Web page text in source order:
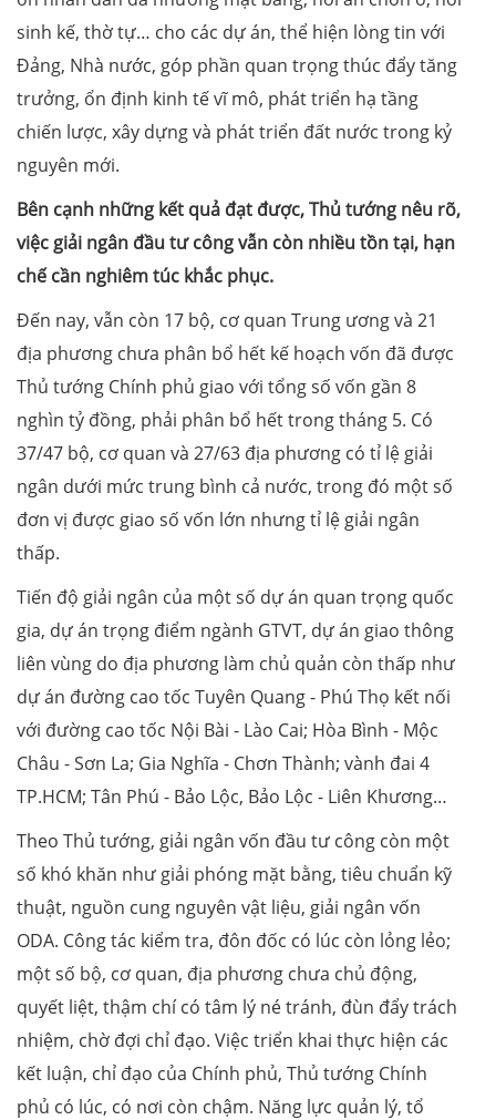
sinh kế, thờ tự… cho các dự án, thể hiện lòng tin với
Đảng, Nhà nước, góp phần quan trọng thúc đẩy tăng
trưởng, ổn định kinh tế vĩ mô, phát triển hạ tầng
chiến lược, xây dựng và phát triển đất nước trong kỷ
nguyên mới.
Bên cạnh những kết quả đạt được, Thủ tướng nêu rõ,
việc giải ngân đầu tư công vẫn còn nhiều tồn tại, hạn
chế cần nghiêm túc khắc phục.
Đến nay, vẫn còn 17 bộ, cơ quan Trung ương và 21
địa phương chưa phân bổ hết kế hoạch vốn đã được
Thủ tướng Chính phủ giao với tổng số vốn gần 8
nghìn tỷ đồng, phải phân bổ hết trong tháng 5. Có
37/47 bộ, cơ quan và 27/63 địa phương có tỉ lệ giải
ngân dưới mức trung bình cả nước, trong đó một số
đơn vị được giao số vốn lớn nhưng tỉ lệ giải ngân
thấp.
Tiến độ giải ngân của một số dự án quan trọng quốc
gia, dự án trọng điểm ngành GTVT, dự án giao thông
liên vùng do địa phương làm chủ quản còn thấp như
dự án đường cao tốc Tuyên Quang - Phú Thọ kết nối
với đường cao tốc Nội Bài - Lào Cai; Hòa Bình - Mộc
Châu - Sơn La; Gia Nghĩa - Chơn Thành; vành đai 4
TP.HCM; Tân Phú - Bảo Lộc, Bảo Lộc - Liên Khương…
Theo Thủ tướng, giải ngân vốn đầu tư công còn một
số khó khăn như giải phóng mặt bằng, tiêu chuẩn kỹ
thuật, nguồn cung nguyên vật liệu, giải ngân vốn
ODA. Công tác kiểm tra, đôn đốc có lúc còn lỏng lẻo;
một số bộ, cơ quan, địa phương chưa chủ động,
quyết liệt, thậm chí có tâm lý né tránh, đùn đẩy trách
nhiệm, chờ đợi chỉ đạo. Việc triển khai thực hiện các
kết luận, chỉ đạo của Chính phủ, Thủ tướng Chính
phủ có lúc, có nơi còn chậm. Năng lực quản lý, tổ